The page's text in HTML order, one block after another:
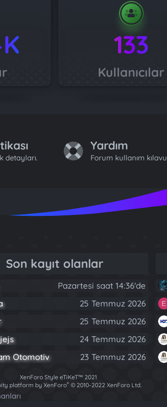
133
Kullanıcılar
detayları.
Yardım
Forum kullanım
Son kayıt olanlar
Pazartesi saat 14:36'de
25 Temmuz 2026
25 Temmuz 2026
24 Temmuz 2026
Otomotiv
23 Temmuz 2026
E
XenForo Style eTiKeT™ 2021
platform by XenForo® © 2010-2022 XenForo Ltd.
[XGT] Forum statistics system